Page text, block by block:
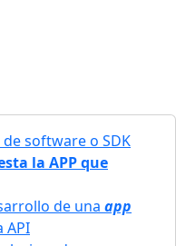
software o SDK
la APP que
de una app
API